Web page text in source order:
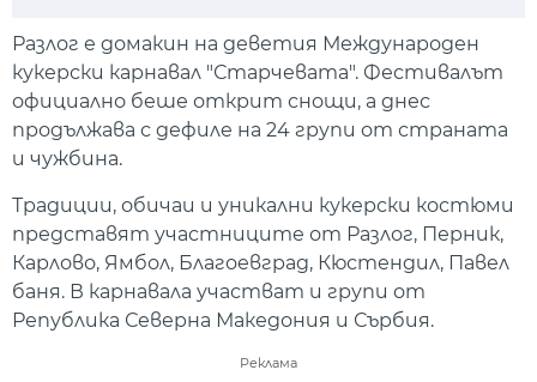
Разлог е домакин на деветия Международен
кукерски карнавал "Старчевата". Фестивалът
официално беше открит снощи, а днес
продължава с дефиле на 24 групи от страната
и чужбина.
Традиции, обичаи и уникални кукерски костюми
представят участниците от Разлог, Перник,
Карлово, Ямбол, Благоевград, Кюстендил, Павел
баня. В карнавала участват и групи от
Република Северна Македония и Сърбия.
Реклама